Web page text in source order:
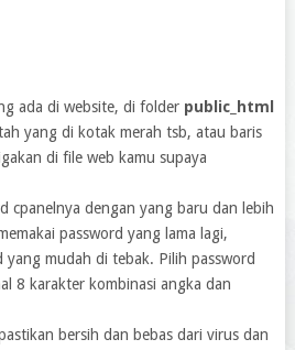
ada di website, di folder public_html
yang di kotak merah tsb, atau baris
di file web kamu supaya
cpanelnya dengan yang baru dan lebih
password yang lama lagi,
yang mudah di tebak. Pilih password
8 karakter kombinasi angka dan
bersih dan bebas dari virus dan